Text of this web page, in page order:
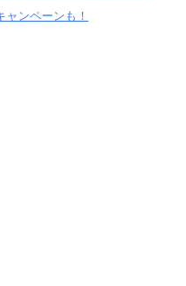
ンペーンも！